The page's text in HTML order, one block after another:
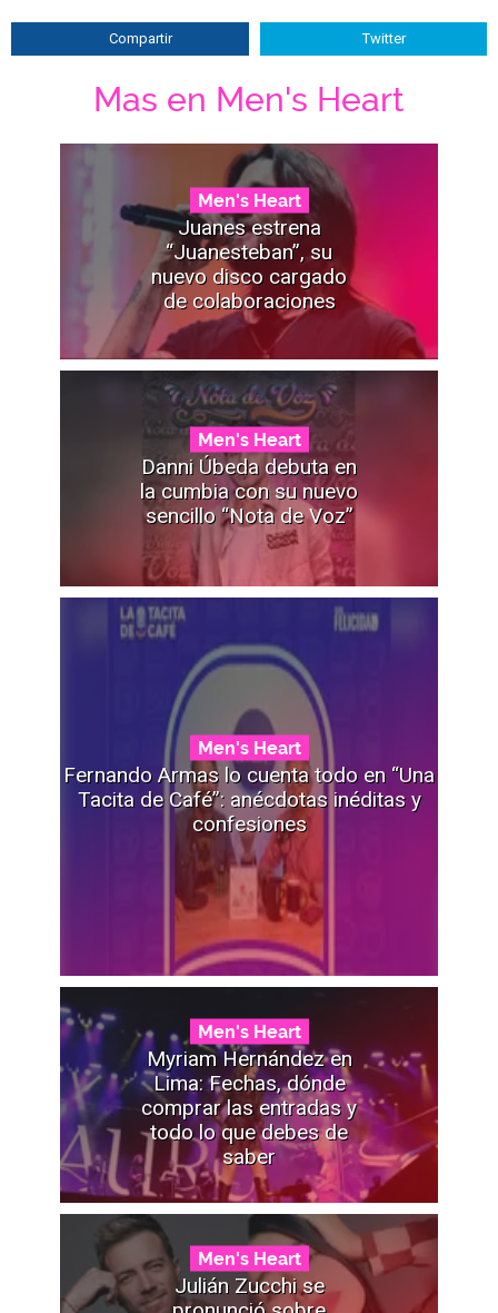
Compartir Twitter
Mas en Men's Heart
Men's Heart
Juanes estrena
“Juanesteban”, su
nuevo disco cargado
de colaboraciones
Men's Heart
Danni Úbeda debuta en
la cumbia con su nuevo
sencillo “Nota de Voz”
Men's Heart
Fernando Armas lo cuenta todo en “Una
Tacita de Café”: anécdotas inéditas y
confesiones
Men's Heart
Myriam Hernández en
Lima: Fechas, dónde
comprar las entradas y
todo lo que debes de
saber
Men's Heart
Julián Zucchi se